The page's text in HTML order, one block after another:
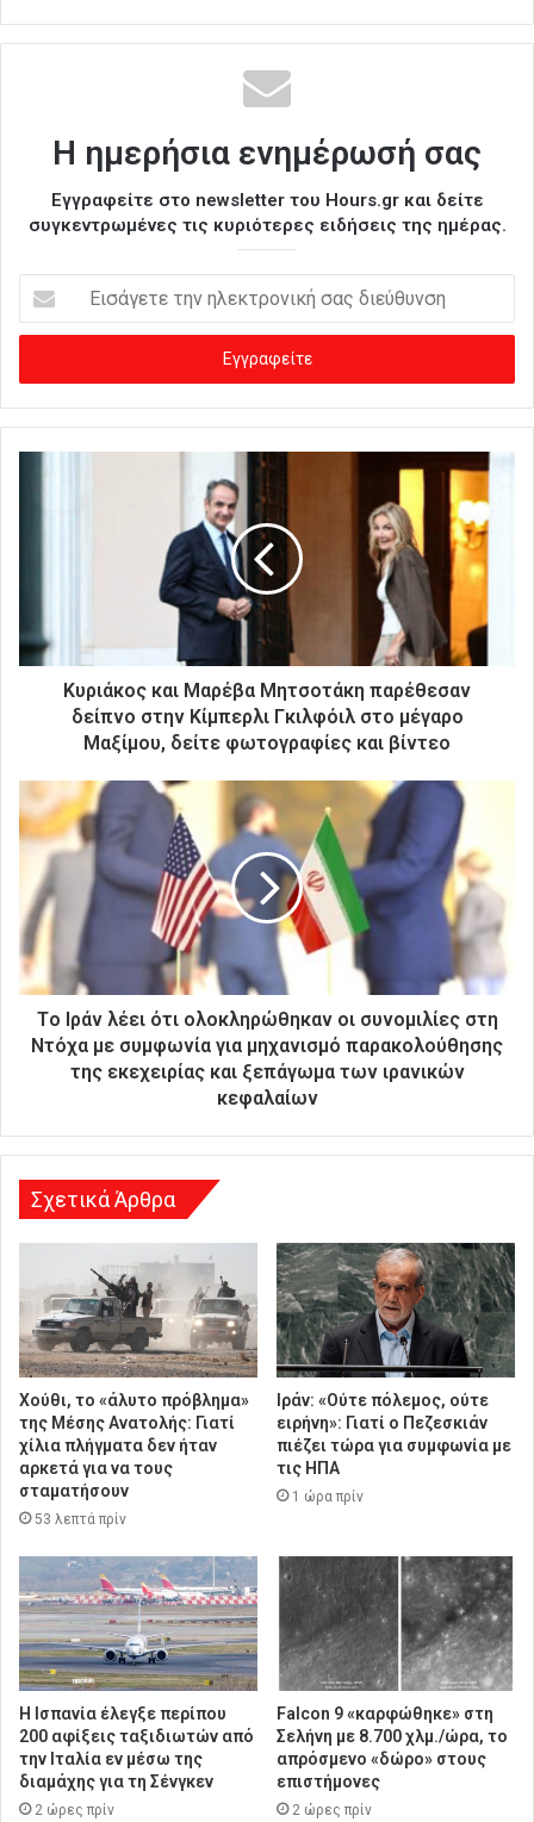
Η ημερήσια ενημέρωσή σας
Εγγραφείτε στο newsletter του Hours.gr και δείτε
συγκεντρωμένες τις κυριότερες ειδήσεις της ημέρας.
σ
γ
ε
τ
ή
σ
δ
ε
ύ
Κυριάκος και Μαρέβα Μητσοτάκη παρέθεσαν
δείπνο στην Κίμπερλι Γκιλφόιλ στο μέγαρο
Μαξίμου, δείτε φωτογραφίες και βίντεο
Tο Ιράν λέει ότι ολοκληρώθηκαν οι συνομιλίες στη
Ντόχα με συμφωνία για μηχανισμό παρακολούθησης
της εκεχειρίας και ξεπάγωμα των ιρανικών
κεφαλαίων
Σχετικά Άρθρα
Χούθι, το «άλυτο πρόβλημα»
της Μέσης Ανατολής: Γιατί
χίλια πλήγματα δεν ήταν
αρκετά για να τους
σταματήσουν
53 λεπτά πρίν
Ιράν: «Ούτε πόλεμος, ούτε
ειρήνη»: Γιατί ο Πεζεσκιάν
πιέζει τώρα για συμφωνία με
τις ΗΠΑ
1 ώρα πρίν
Η Ισπανία έλεγξε περίπου
200 αφίξεις ταξιδιωτών από
την Ιταλία εν μέσω της
διαμάχης για τη Σένγκεν
2 ώρες πρίν
Falcon 9 «καρφώθηκε» στη
Σελήνη με 8.700 χλμ./ώρα, το
απρόσμενο «δώρο» στους
επιστήμονες
2 ώρες πρίν